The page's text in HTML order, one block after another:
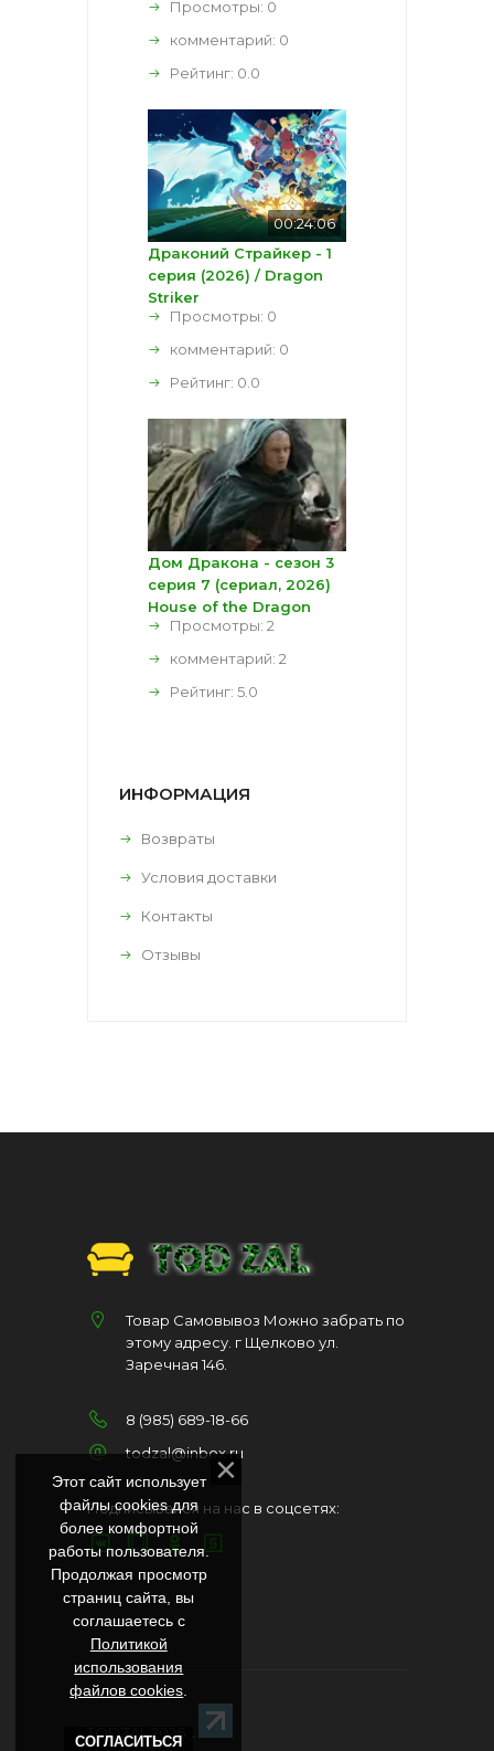
Просмотры: 0
комментарий: 0
Рейтинг: 0.0
00:24:06
Драконий Страйкер - 1
серия (2026) / Dragon
Striker
Просмотры: 0
комментарий: 0
Рейтинг: 0.0
Дом Дракона - сезон 3
серия 7 (сериал, 2026)
House of the Dragon
Просмотры: 2
комментарий: 2
Рейтинг: 5.0
ИНФОРМАЦИЯ
Возвраты
Условия доставки
Контакты
Отзывы
Товар Самовывоз Можно забрать по
этому адресу. г Щелково ул.
Заречная 146.
8 (985) 689-18-66
todzal@inbox.ru
Подписывайся на нас в соцсетях:
TODZAL 2026
Этот сайт использует
файлы cookies для
более комфортной
работы пользователя.
Продолжая просмотр
страниц сайта, вы
соглашаетесь с
Политикой
использования
файлов cookies
СОГЛАСИТЬСЯ